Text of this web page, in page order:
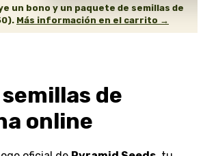
un bono y un paquete de semillas de
Más información en el carrito →
de
online